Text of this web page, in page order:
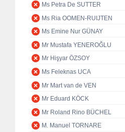
Ms Petra De SUTTER
Ms Ria OOMEN-RUIJTEN
Ms Emine Nur GÜNAY
Mr Mustafa YENEROĞLU
Mr Hişyar ÖZSOY
Ms Feleknas UCA
Mr Mart van de VEN
Mr Eduard KÖCK
Mr Roland Rino BÜCHEL
M. Manuel TORNARE